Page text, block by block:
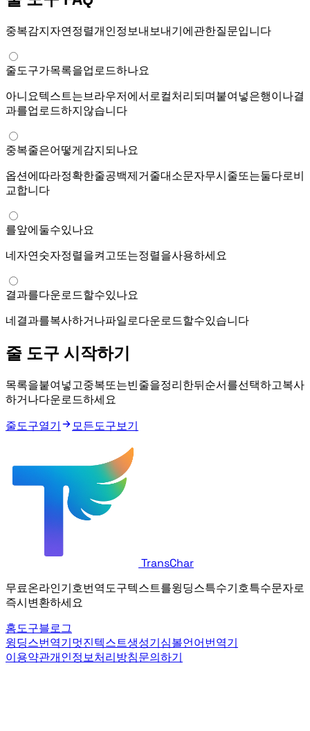
중복 감지, 자연 정렬, 개인정보, 내보내기에 관한 질문입니다.
줄 도구가 목록을 업로드하나요?
아니요. 텍스트는 브라우저에서 로컬 처리되며 붙여넣은 행이나 결
과를 업로드하지 않습니다.
중복 줄은 어떻게 감지되나요?
옵션에 따라 정확한 줄, 공백 제거 줄, 대소문자 무시 줄 또는 둘 다로 비
교합니다.
item 2를 item 10 앞에 둘 수 있나요?
네. 자연 숫자 정렬을 켜고 A-Z 또는 Z-A 정렬을 사용하세요.
결과를 다운로드할 수 있나요?
네. 결과를 복사하거나 .txt 파일로 다운로드할 수 있습니다.
줄 도구 시작하기
목록을 붙여넣고 중복 또는 빈 줄을 정리한 뒤 순서를 선택하고 복사
하거나 다운로드하세요.
줄 도구 열기 모든 도구 보기
TransChar
무료 온라인 기호 번역 도구. 텍스트를 윙딩스, 특수 기호, 특수 문자로
즉시 변환하세요.
홈도구블로그
윙딩스 번역기 멋진 텍스트 생성기 심볼 언어 번역기
이용약관개인정보 처리방침문의하기